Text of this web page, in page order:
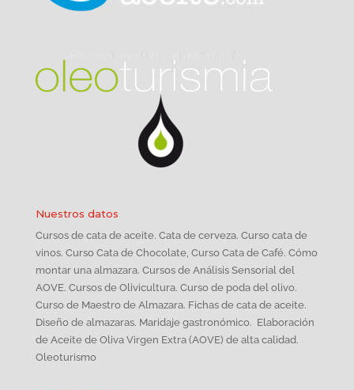
Nuestros datos
Cursos de cata de aceite. Cata de cerveza. Curso cata de
vinos. Curso Cata de Chocolate, Curso Cata de Café. Cómo
montar una almazara. Cursos de Análisis Sensorial del
AOVE. Cursos de Olivicultura. Curso de poda del olivo.
Curso de Maestro de Almazara. Fichas de cata de aceite.
Diseño de almazaras. Maridaje gastronómico. Elaboración
de Aceite de Oliva Virgen Extra (AOVE) de alta calidad.
Oleoturismo